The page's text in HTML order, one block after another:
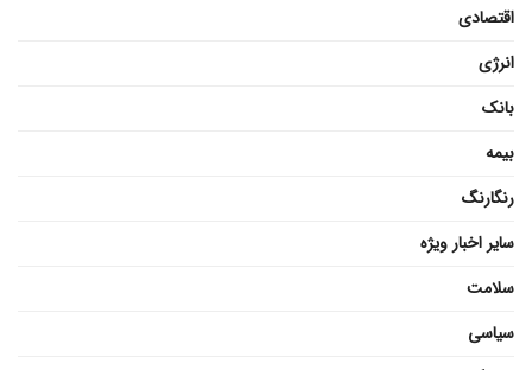
اقتصادی
انرژی
بانک
بیمه
رنگارنگ
سایر اخبار ویژه
سلامت
سیاسی